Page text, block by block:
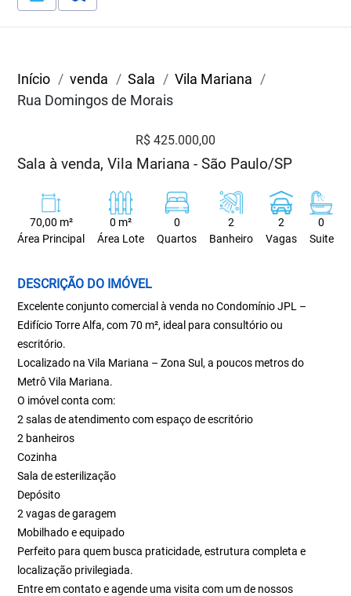
Início venda Sala
Vila Mariana
Rua Domingos de Morais
R$ 425.000,00
Sala à venda, Vila Mariana - São Paulo/SP
70,00 m²
Área Principal
0 m²
Área Lote
0
Quartos
2
Banheiro
2
Vagas
0
Suite
DESCRIÇÃO DO IMÓVEL
Excelente conjunto comercial à venda no Condomínio JPL –
Edifício Torre Alfa, com 70 m², ideal para consultório ou
escritório.
Localizado na Vila Mariana – Zona Sul, a poucos metros do
Metrô Vila Mariana.
O imóvel conta com:
2 salas de atendimento com espaço de escritório
2 banheiros
Cozinha
Sala de esterilização
Depósito
2 vagas de garagem
Mobilhado e equipado
Perfeito para quem busca praticidade, estrutura completa e
localização privilegiada.
Entre em contato e agende uma visita com um de nossos